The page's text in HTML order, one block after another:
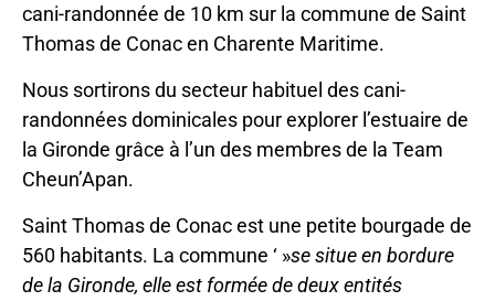
cani-randonnée de 10 km sur la commune de Saint
Thomas de Conac en Charente Maritime.
Nous sortirons du secteur habituel des cani-
randonnées dominicales pour explorer l’estuaire de
la Gironde grâce à l’un des membres de la Team
Cheun’Apan.
Saint Thomas de Conac est une petite bourgade de
560 habitants. La commune ‘ »se situe en bordure
de la Gironde, elle est formée de deux entités